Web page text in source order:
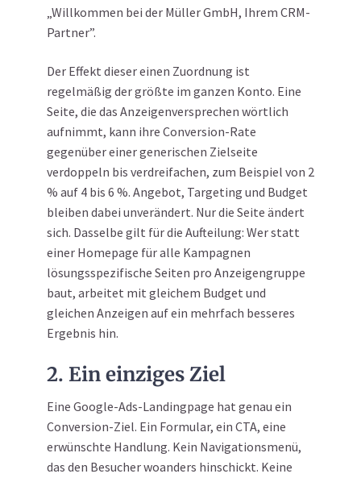
„Willkommen bei der Müller GmbH, Ihrem CRM-
Partner”.
Der Effekt dieser einen Zuordnung ist
regelmäßig der größte im ganzen Konto. Eine
Seite, die das Anzeigenversprechen wörtlich
aufnimmt, kann ihre Conversion-Rate
gegenüber einer generischen Zielseite
verdoppeln bis verdreifachen, zum Beispiel von 2
% auf 4 bis 6 %. Angebot, Targeting und Budget
bleiben dabei unverändert. Nur die Seite ändert
sich. Dasselbe gilt für die Aufteilung: Wer statt
einer Homepage für alle Kampagnen
lösungsspezifische Seiten pro Anzeigengruppe
baut, arbeitet mit gleichem Budget und
gleichen Anzeigen auf ein mehrfach besseres
Ergebnis hin.
2. Ein einziges Ziel
Eine Google-Ads-Landingpage hat genau ein
Conversion-Ziel. Ein Formular, ein CTA, eine
erwünschte Handlung. Kein Navigationsmenü,
das den Besucher woanders hinschickt. Keine